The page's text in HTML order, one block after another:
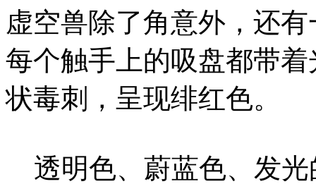
虚空兽除了角意外，还
每个触手上的吸盘都带
状毒刺，呈现绯红色。
透明色、蔚蓝色、发光